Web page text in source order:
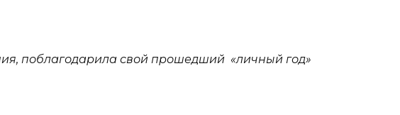
поблагодарила свой прошедший «личный год»